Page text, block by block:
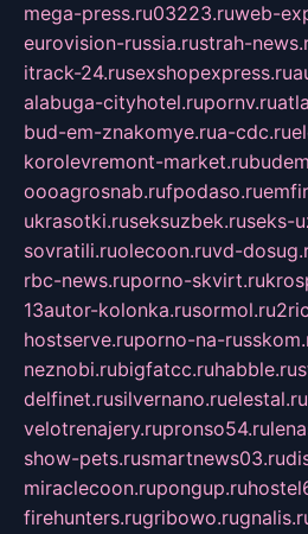
mega-press.ru03223.ruweb-
eurovision-russia.rustrah-
itrack-24.rusexshopexpress.ru
alabuga-cityhotel.rupornv.ru
bud-em-znakomye.rua-cdc.ru
korolevremont-market.ru
oooagrosnab.rufpodaso.ru
ukrasotki.ruseksuzbek.ruseks-
sovratili.ruolecoon.ruvd-
rbc-news.ruporno-skvirt.ru
13autor-kolonka.rusormol.ru
hostserve.ruporno-na-
neznobi.rubigfatcc.ruhabble.ru
delfinet.rusilvernano.ruelestal.ru
velotrenajery.rupronso54.ru
show-pets.rusmartnews03.ru
miraclecoon.rupongup.ru
firehunters.rugribowo.ru